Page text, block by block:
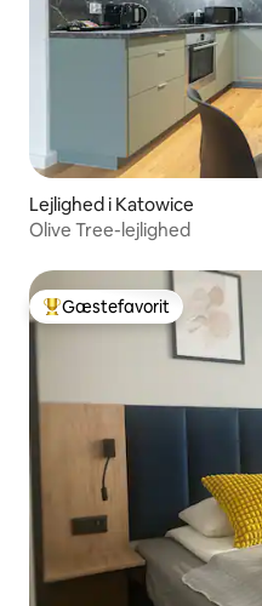
Lejlighed i Katowice
Olive Tree-lejlighed
Bedste gæstefavorit
Gæstefavorit